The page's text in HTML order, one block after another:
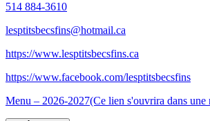
514 884-3610
lesptitsbecsfins@hotmail.ca
https://www.lesptitsbecsfins.ca
https://www.facebook.com/lesptitsbecsfins
Menu – 2026-2027(Ce lien s'ouvrira dans une